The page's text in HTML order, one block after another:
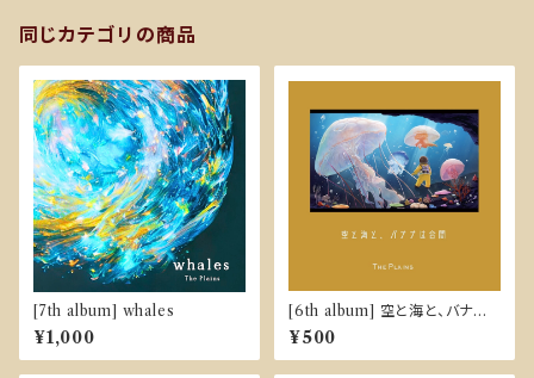
同じカテゴリの商品
[7th album] whales
¥1,000
[6th album] 空と海と、バナナ
は合間
¥500